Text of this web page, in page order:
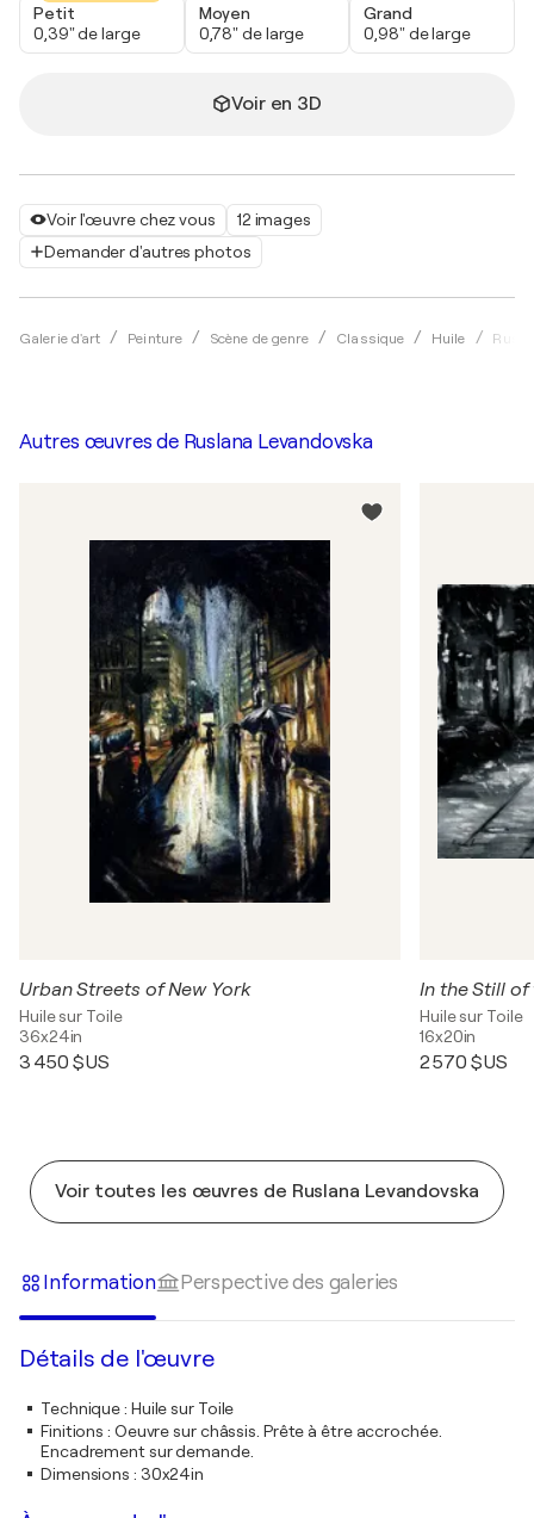
Voir l'œuvre chez vous
12 images
Demander d'autres photos
Galerie d'art Peinture Scène de genre Classique Huile
Petit
0,39" de large
Moyen
0,78" de large
Grand
0,98" de large
Voir en 3D
Autres œuvres de Ruslana Levandovska
Urban Streets of New York
Huile sur Toile
36x24in
3 450 $US
In the Still of
Huile sur Toile
16x20in
2 570 $US
Voir toutes les œuvres de Ruslana Levandovska
Information Perspective des galeries
Détails de l'œuvre
Technique: Huile sur Toile
Finitions : Oeuvre sur châssis. Prête à être accrochée.
Encadrement sur demande.
Dimensions : 30x24in